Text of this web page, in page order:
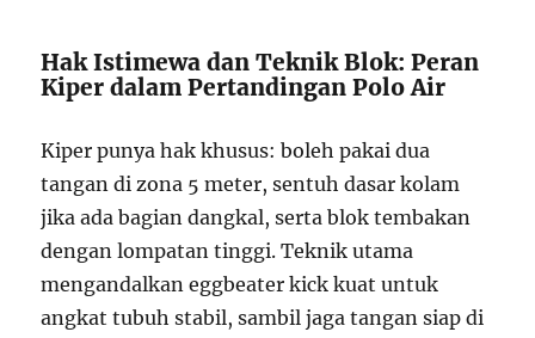
Hak Istimewa dan Teknik Blok: Peran
Kiper dalam Pertandingan Polo Air
Kiper punya hak khusus: boleh pakai dua
tangan di zona 5 meter, sentuh dasar kolam
jika ada bagian dangkal, serta blok tembakan
dengan lompatan tinggi. Teknik utama
mengandalkan eggbeater kick kuat untuk
angkat tubuh stabil, sambil jaga tangan siap di